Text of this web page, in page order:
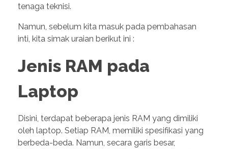
tenaga teknisi.
Namun, sebelum kita masuk pada pembahasan
inti, kita simak uraian berikut ini :
Jenis RAM pada
Laptop
Disini, terdapat beberapa jenis RAM yang dimiliki
oleh laptop. Setiap RAM, memiliki spesifikasi yang
berbeda-beda. Namun, secara garis besar,